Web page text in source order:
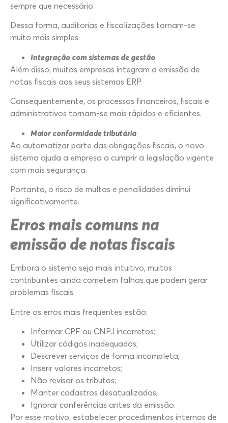
sempre que necessário.
Dessa forma, auditorias e fiscalizações tornam-se
muito mais simples.
Integração com sistemas de gestão
Além disso, muitas empresas integram a emissão de
notas fiscais aos seus sistemas ERP.
Consequentemente, os processos financeiros, fiscais e
administrativos tornam-se mais rápidos e eficientes.
Maior conformidade tributária
Ao automatizar parte das obrigações fiscais, o novo
sistema ajuda a empresa a cumprir a legislação vigente
com mais segurança.
Portanto, o risco de multas e penalidades diminui
significativamente.
Erros mais comuns na
emissão de notas fiscais
Embora o sistema seja mais intuitivo, muitos
contribuintes ainda cometem falhas que podem gerar
problemas fiscais.
Entre os erros mais frequentes estão:
Informar CPF ou CNPJ incorretos;
Utilizar códigos inadequados;
Descrever serviços de forma incompleta;
Inserir valores incorretos;
Não revisar os tributos;
Manter cadastros desatualizados;
Ignorar conferências antes da emissão.
Por esse motivo, estabelecer procedimentos internos de